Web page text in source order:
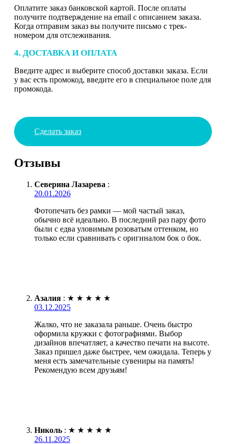
Оплатите заказ банковской картой. После оплаты
получите подтверждение на email с описанием заказа.
Когда отправим заказ вы получите письмо с трек-
номером для отслеживания.
4. ДОСТАВКА И ОПЛАТА
Введите адрес и выберите способ доставки заказа. Если
у вас есть промокод, введите его в специальное поле для
промокода.
Сделать заказ
Отзывы
Северина Лазарева :
20.01.2026
Фотопечать без рамки — мой частый заказ,
обычно всё идеально. В последний раз пару фото
были с едва уловимым розоватым оттенком, но
только если сравнивать с оригиналом бок о бок.
Азалия : ★ ★ ★ ★ ★
03.12.2025
Жалко, что не заказала раньше. Очень быстро
оформила кружки с фотографиями. Выбор
дизайнов впечатляет, а качество печати на высоте.
Заказ пришел даже быстрее, чем ожидала. Теперь у
меня есть замечательные сувениры на память!
Рекомендую всем друзьям!
Николь : ★ ★ ★ ★ ★
26.11.2025